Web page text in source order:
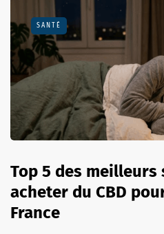
SANTÉ
Top 5 des
acheter du CBD
France